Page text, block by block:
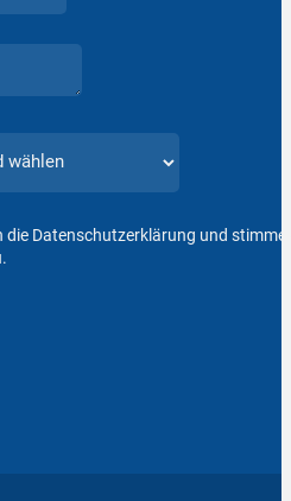
die Datenschutzerklärung und